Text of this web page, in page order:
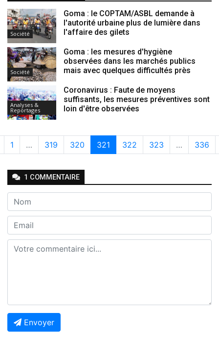
Société
Goma : le COPTAM/ASBL demande à
l'autorité urbaine plus de lumière dans
l'affaire des gilets
Société
Goma : les mesures d'hygiène
observées dans les marchés publics
mais avec quelques difficultés près
Analyses &
Reportages
Coronavirus : Faute de moyens
suffisants, les mesures préventives sont
loin d'être observées
1 … 319 320 321 322 323 … 336
1 COMMENTAIRE
Envoyer